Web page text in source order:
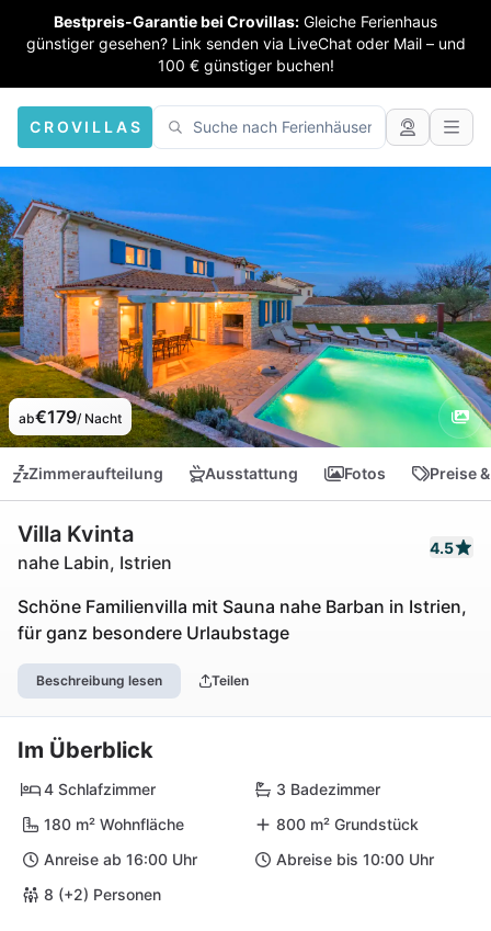
Bestpreis-Garantie bei Crovillas: Gleiche Ferienhaus
günstiger gesehen? Link senden via LiveChat oder Mail – und
100 € günstiger buchen!
CROVILLAS
ab€179/ Nacht
Zimmeraufteilung Ausstattung Fotos Preise
Villa Kvinta
nahe Labin, Istrien
4.5
Schöne Familienvilla mit Sauna nahe Barban in Istrien,
für ganz besondere Urlaubstage
Beschreibung lesen Teilen
Im Überblick
4 Schlafzimmer
3 Badezimmer
180 m² Wohnfläche
800 m² Grundstück
Anreise ab 16:00 Uhr
Abreise bis 10:00 Uhr
8 (+2) Personen